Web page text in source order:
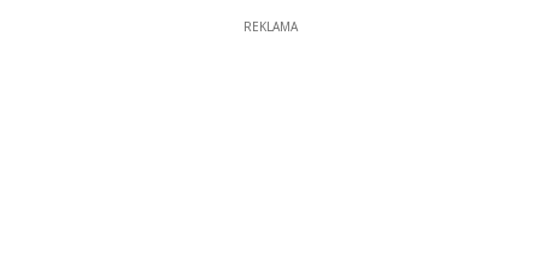
REKLAMA